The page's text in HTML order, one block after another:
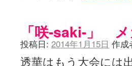
「咲-saki-」
投稿日: 2014年1月15日 作成
透華はもう大会には